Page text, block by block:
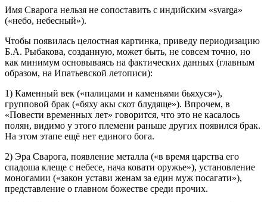
Имя Сварога нельзя не сопоставить с индийским «svarga»
(«небо, небесный»).
Чтобы появилась целостная картинка, приведу периодизацию
Б.А. Рыбакова, созданную, может быть, не совсем точно, но
как минимум основываясь на фактических данных (главным
образом, на Ипатьевской летописи):
1) Каменный век («палицами и каменьями бьяхуся»),
групповой брак («бяху акы скот блудяще»). Впрочем, в
«Повести временных лет» говорится, что это не касалось
полян, видимо у этого племени раньше других появился брак.
На этом этапе ещё нет единого бога.
2) Эра Сварога, появление металла («в время царства его
спадоша клеще с небесе, нача ковати оружье»), установление
моногамии («закон устави женам за един муж посагати»),
представление о главном божестве среди прочих.